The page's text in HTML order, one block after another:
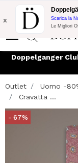
Promo Flash:
10% di
x
Scarica la
Le Migliori
Doppelganger
Outlet Uomo -
Cravatta ...
- 67%